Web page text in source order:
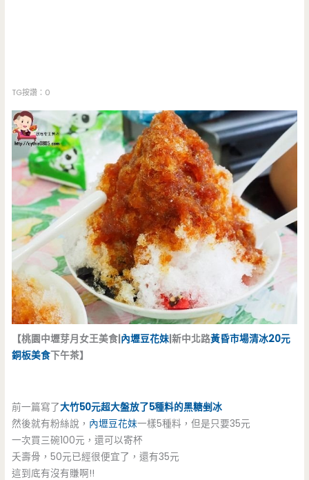
TG按讚：0
【桃園中壢芽月女王美食|內壢豆花妹|新中北路黃昏市場清冰20元
銅板美食下午茶】
前一篇寫了大竹50元超大盤放了5種料的黑糖剉冰
然後就有粉絲說， 內壢豆花妹一樣5種料，但是只要35元
一次買三碗100元，還可以寄杯
夭壽骨，50元已經很便宜了，還有35元
這到底有沒有賺啊!!